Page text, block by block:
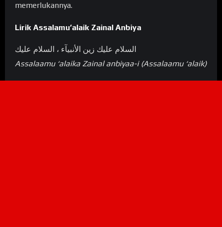
memerlukannya.
Lirik Assalamu’alaik Zainal Anbiya
السلام عليك زين الأنبيآء ، السلام عليك
Assalaamu ‘alaika Zainal anbiyaa-i (Assalaamu ‘alaik)